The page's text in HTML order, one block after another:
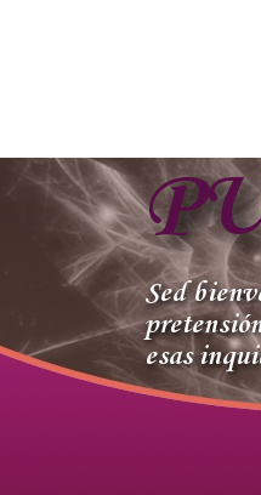
Sed
esas